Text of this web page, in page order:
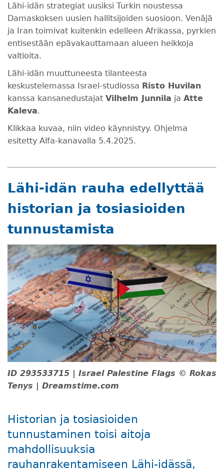
Lähi-idän strategiat uusiksi Turkin noustessa
Damaskoksen uusien hallitsijoiden suosioon. Venäjä
ja Iran toimivat kuitenkin edelleen Afrikassa, pyrkien
entisestään epävakauttamaan alueen heikkoja
valtioita.
Lähi-idän muuttuneesta tilanteesta
keskustelemassa Israel-studiossa Risto Huvilan
kanssa kansanedustajat Vilhelm Junnila ja Atte
Kaleva.
Klikkaa kuvaa, niin video käynnistyy. Ohjelma
esitetty Alfa-kanavalla 5.4.2025.
Lähi-idän rauha edellyttää
historian ja tosiasioiden
tunnustamista
ID 293533715 | Israel Palestine Flags © Rokas
Tenys | Dreamstime.com
Historian ja tosiasioiden
tunnustaminen toisi aitoja
mahdollisuuksia
rauhanrakentamiseen Lähi-idässä,